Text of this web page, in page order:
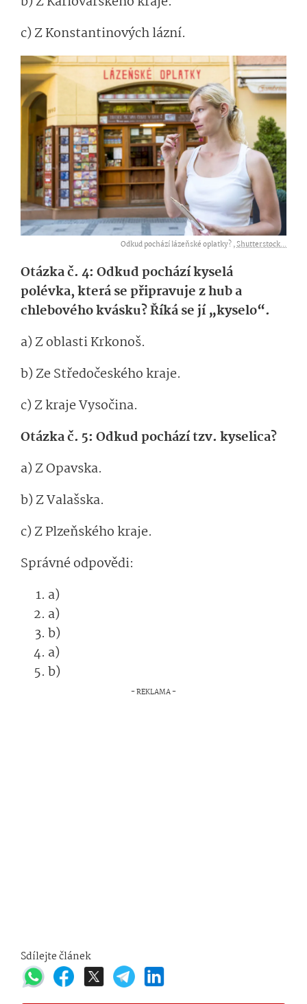
c) Z Konstantinových lázní.
Odkud pochází lázeňské oplatky? ,Shutterstock...
Otázka č. 4: Odkud pochází kyselá
polévka, která se připravuje z hub a
chlebového kvásku? Říká se jí „kyselo“.
a) Z oblasti Krkonoš.
b) Ze Středočeského kraje.
c) Z kraje Vysočina.
Otázka č. 5: Odkud pochází tzv. kyselica?
a) Z Opavska.
b) Z Valašska.
c) Z Plzeňského kraje.
Správné odpovědi:
a)
a)
b)
a)
b)
Sdílejte článek